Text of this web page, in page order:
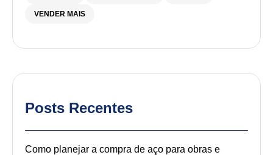
VENDER MAIS
Posts Recentes
Como planejar a compra de aço para obras e